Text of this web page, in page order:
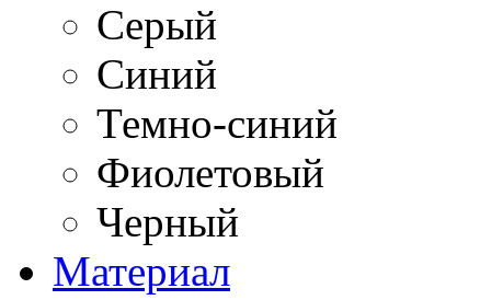
Серый
Синий
Темно-синий
Фиолетовый
Черный
Материал